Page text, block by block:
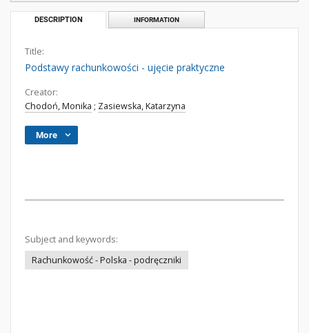
DESCRIPTION INFORMATION
Title:
Podstawy rachunkowości - ujęcie praktyczne
Creator:
Chodoń, Monika ; Zasiewska, Katarzyna
More
Subject and keywords:
Rachunkowość - Polska - podręczniki